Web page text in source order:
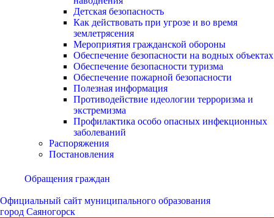
Детская безопасность
Как действовать при угрозе и во время
землетрясения
Мероприятия гражданской обороны
Обеспечение безопасности на водных объектах
Обеспечение безопасности туризма
Обеспечение пожарной безопасности
Полезная информация
Противодействие идеологии терроризма и
экстремизма
Профилактика особо опасных инфекционных
заболеваний
Распоряжения
Постановления
Обращения граждан
Официальный сайт муниципального образования
город Саяногорск